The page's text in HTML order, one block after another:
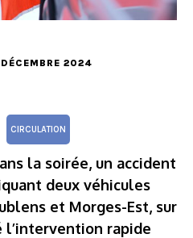
2024
CIRCULATION
la soirée, un accident
deux véhicules
et Morges-Est, sur
l’intervention rapide